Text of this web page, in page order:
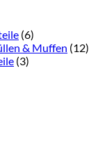
(6)
& Muffen (12)
(3)